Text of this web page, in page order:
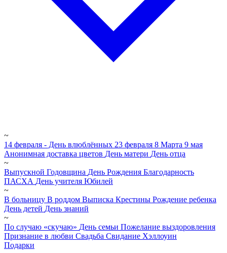
~
14 февраля - День влюблённых 23 февраля 8 Марта 9 мая
Анонимная доставка цветов День матери День отца
~
Выпускной Годовщина День Рождения Благодарность
ПАСХА День учителя Юбилей
~
В больницу В роддом Выписка Крестины Рождение ребенка
День детей День знаний
~
По случаю «скучаю» День семьи Пожелание выздоровления
Признание в любви Свадьба Свидание Хэллоуин
Подарки